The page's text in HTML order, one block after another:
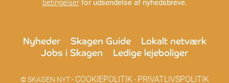
Nyheder Skagen Guide
Lokalt netværk
Jobs i Skagen
Ledige lejeboliger
© SKAGEN NYT - COOKIEPOLITIK- PRIVATLIVSPOLITIK